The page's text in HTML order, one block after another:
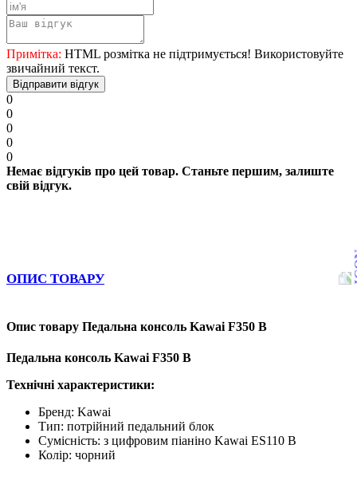
Примітка: HTML розмітка не підтримується! Використовуйте
звичайний текст.
Відправити відгук
0
0
0
0
0
Немає відгуків про цей товар. Станьте першим, залиште
свій відгук.
ОПИС ТОВАРУ
Опис товару Педальна консоль Kawai F350 B
Педальна консоль Kawai F350 B
Технічні характеристики:
Бренд: Kawai
Тип: потрійний педальний блок
Сумісність: з цифровим піаніно Kawai ES110 B
Колір: чорний